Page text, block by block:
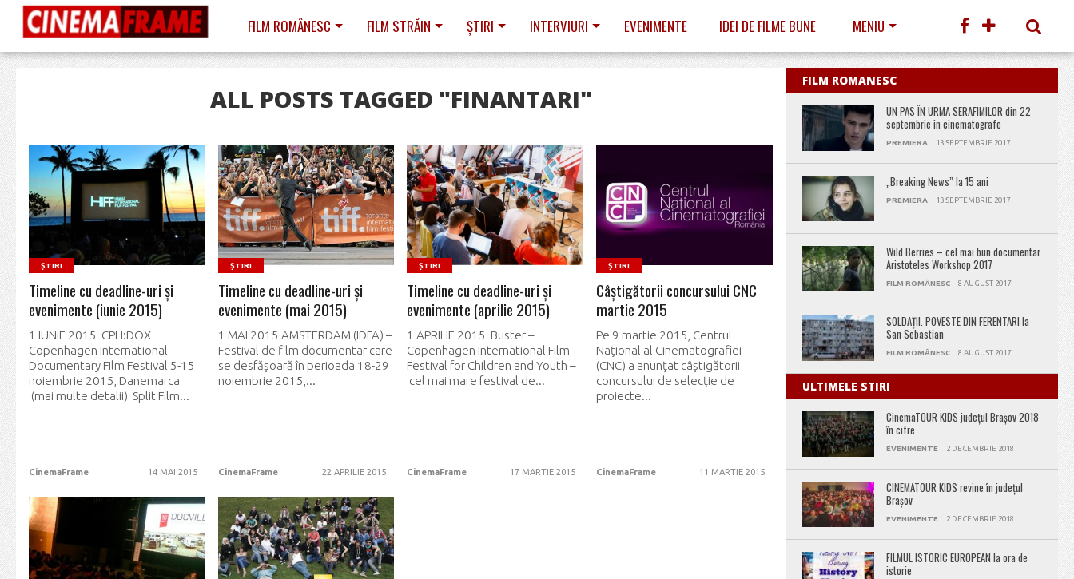
FILM ROMÂNESC FILM STRĂIN ȘTIRI INTERVIURI EVENIMENTE IDEI DE FILME BUNE MENIU
ALL POSTS TAGGED "FINANTARI"
READ MORE
ȘTIRI
Timeline cu deadline-uri și
evenimente (iunie 2015)
1 IUNIE 2015 CPH:DOX
Copenhagen International
Documentary Film Festival 5-15
noiembrie 2015, Danemarca
(mai multe detalii) Split Film...
CinemaFrame 14 MAI 2015
READ MORE
ȘTIRI
Timeline cu deadline-uri şi
evenimente (mai 2015)
1 MAI 2015 AMSTERDAM (IDFA) –
Festival de film documentar care
se desfăşoară în perioada 18-29
noiembrie 2015,...
CinemaFrame 22 APRILIE 2015
READ MORE
ȘTIRI
Timeline cu deadline-uri şi
evenimente (aprilie 2015)
1 APRILIE 2015 Buster –
Copenhagen International Film
Festival for Children and Youth –
cel mai mare festival de...
CinemaFrame 17 MARTIE 2015
READ MORE
ȘTIRI
Câştigătorii concursului CNC
martie 2015
Pe 9 martie 2015, Centrul
Naţional al Cinematografiei
(CNC) a anunţat câştigătorii
concursului de selecţie de
proiecte...
CinemaFrame 11 MARTIE 2015
READ MORE READ MORE
FILM ROMANESC
UN PAS ÎN URMA SERAFIMILOR din 22
septembrie in cinematografe
PREMIERA 13 SEPTEMBRIE 2017
„Breaking News” la 15 ani
PREMIERA 13 SEPTEMBRIE 2017
Wild Berries – cel mai bun documentar
Aristoteles Workshop 2017
FILM ROMÂNESC 8 AUGUST 2017
SOLDAȚII. POVESTE DIN FERENTARI la
San Sebastian
FILM ROMÂNESC 8 AUGUST 2017
ULTIMELE STIRI
CinemaTOUR KIDS județul Brașov 2018
în cifre
EVENIMENTE 2 DECEMBRIE 2018
CINEMATOUR KIDS revine în județul
Brașov
EVENIMENTE 2 DECEMBRIE 2018
FILMUL ISTORIC EUROPEAN la ora de
istorie